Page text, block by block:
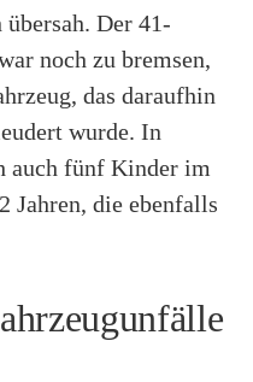
Der 41-
noch zu bremsen,
das daraufhin
wurde. In
auch fünf Kinder im
Jahren, die ebenfalls